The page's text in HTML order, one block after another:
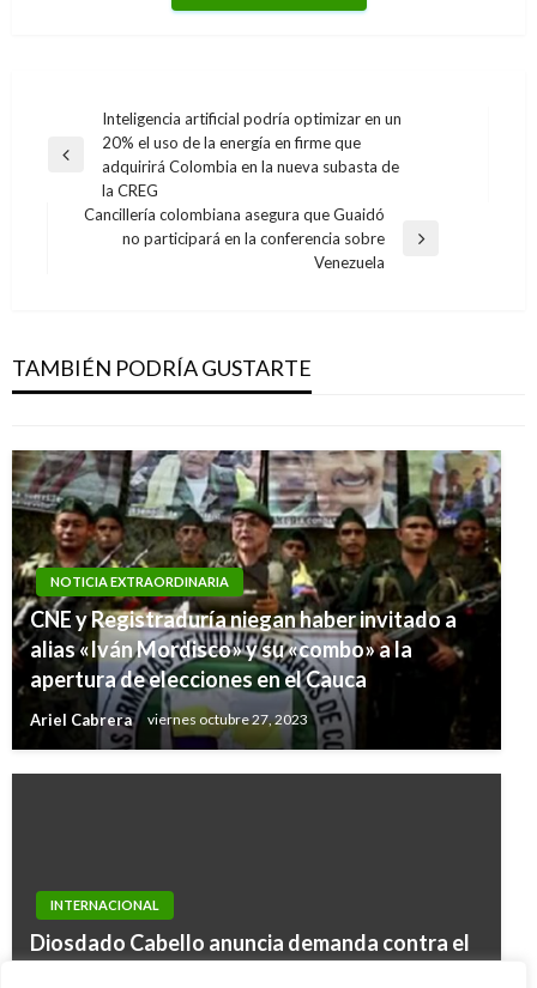
Navegación
de
entradas
Entrada
anterior
Inteligencia artificial podría optimizar en un
20% el uso de la energía en firme que
adquirirá Colombia en la nueva subasta de
la CREG
Entrada
Cancillería colombiana asegura que Guaidó
no participará en la conferencia sobre
Venezuela
TAMBIÉN PODRÍA GUSTARTE
a Trump
Ariel Cabrera jueves diciembre 5, 2019
NOTICIA EXTRAORDINARIA
CNE y Registraduría niegan haber invitado a
alias «Iván Mordisco» y su «combo» a la
apertura de elecciones en el Cauca
Ariel Cabrera viernes octubre 27, 2023
INTERNACIONAL
Diosdado Cabello anuncia demanda contra el
NOTICIA EXTRAORDINARIA